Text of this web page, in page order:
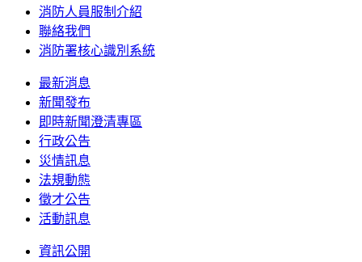
消防人員服制介紹
聯絡我們
消防署核心識別系統
最新消息
新聞發布
即時新聞澄清專區
行政公告
災情訊息
法規動態
徵才公告
活動訊息
資訊公開